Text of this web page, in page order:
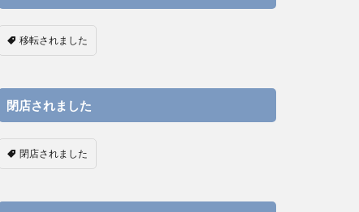
移転されました
閉店されました
閉店されました